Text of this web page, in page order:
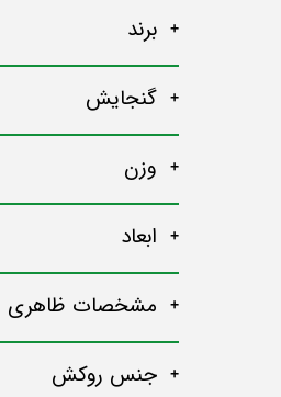
برند
گنجایش
وزن
ابعاد
مشخصات ظاهری
جنس روکش